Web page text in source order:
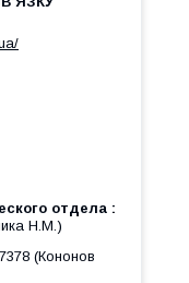
отдела
Н.М.)
(Кононов